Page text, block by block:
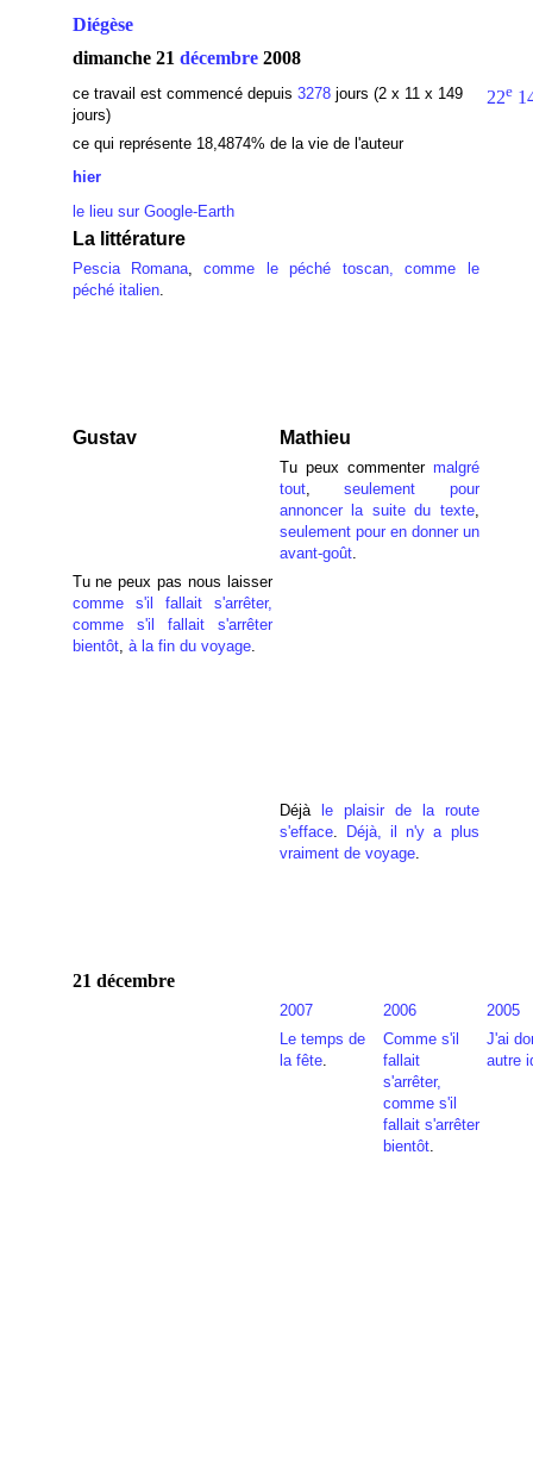
Diégèse
dimanche 21 décembre2008
ce travail est commencé depuis 3278jours (2 x 11 x 149
jours)
22e
ce qui représente 18,4874% de la vie de l'auteur
hier
le lieu sur Google-Earth
La littérature
Pescia Romana,comme le péché toscan, comme le
péché italien.
Gustav Mathieu
Tu peux commenter malgré
tout, seulement pour
annoncer la suite du texte,
seulement pour en donner un
avant-goût.
Tu ne peux pas nous laisser
comme s'il fallait s'arrêter,
comme s'il fallait s'arrêter
bientôt, à la fin du voyage.
Déjà
le plaisir de la route
s'efface.
Déjà, il n'y a plus
vraiment de voyage.
21 décembre
2007 2006
2005
Le temps de
la fête.
Comme s'il
fallait
s'arrêter,
comme s'il
fallait s'arrêter
bientôt.
J'ai
autre